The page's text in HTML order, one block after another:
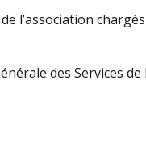
des Services de